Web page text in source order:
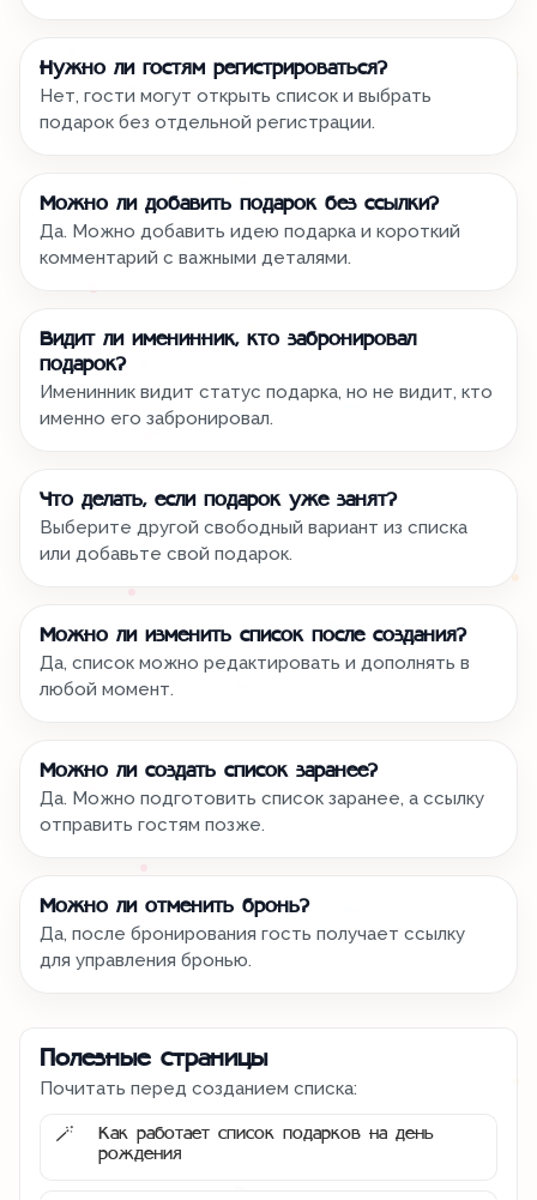
Нужно ли гостям регистрироваться?
Нет, гости могут открыть список и выбрать
подарок без отдельной регистрации.
Можно ли добавить подарок без ссылки?
Да. Можно добавить идею подарка и короткий
комментарий с важными деталями.
Видит ли именинник, кто забронировал
подарок?
Именинник видит статус подарка, но не видит, кто
именно его забронировал.
Что делать, если подарок уже занят?
Выберите другой свободный вариант из списка
или добавьте свой подарок.
Можно ли изменить список после создания?
Да, список можно редактировать и дополнять в
любой момент.
Можно ли создать список заранее?
Да. Можно подготовить список заранее, а ссылку
отправить гостям позже.
Можно ли отменить бронь?
Да, после бронирования гость получает ссылку
для управления бронью.
Полезные страницы
Почитать перед созданием списка:
🪄
Как работает список подарков на день
рождения